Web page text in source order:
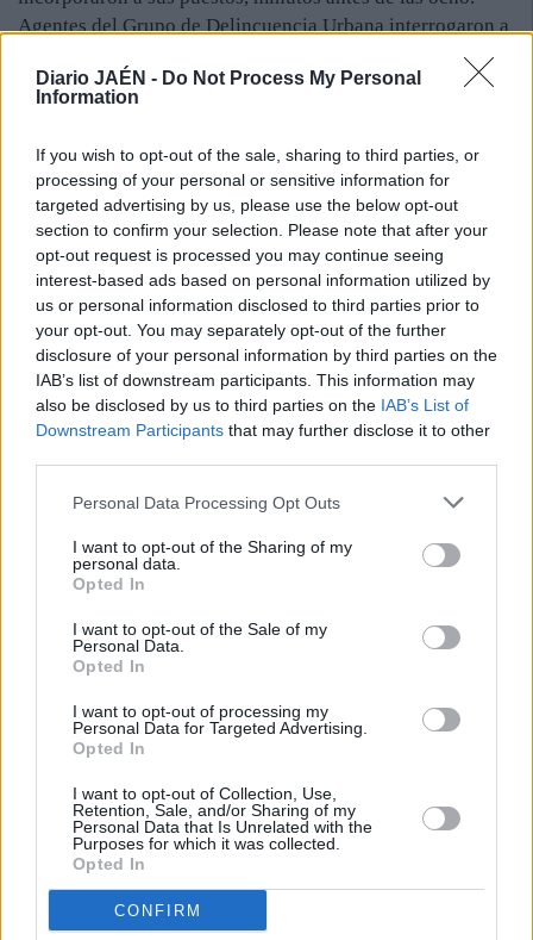
Diario JAÉN - Do Not Process My Personal
Information
If you wish to opt-out of the sale, sharing to third parties, or
processing of your personal or sensitive information for
targeted advertising by us, please use the below opt-out
section to confirm your selection. Please note that after your
opt-out request is processed you may continue seeing
interest-based ads based on personal information utilized by
us or personal information disclosed to third parties prior to
your opt-out. You may separately opt-out of the further
disclosure of your personal information by third parties on the
IAB’s list of downstream participants. This information may
also be disclosed by us to third parties on the IAB’s List of
Downstream Participants that may further disclose it to other
Personal Data Processing Opt Outs
I want to opt-out of the Sharing of my
personal data.
Opted In
I want to opt-out of the Sale of my
Personal Data.
Opted In
I want to opt-out of processing my
Personal Data for Targeted Advertising.
Opted In
I want to opt-out of Collection, Use,
Retention, Sale, and/or Sharing of my
Personal Data that Is Unrelated with the
Purposes for which it was collected.
Opted In
CONFIRM
Agentes del Grupo de Delincuencia Urbana interrogaron a
escuchado algún ruido durante la madrugada. Los
especialistas de la Policía Científica realizaron la
identificar a los autores del robo. La investigación
continúa abierta.
Los responsables de la Universidad Popular confían en
restablecer la actividad habitual del centro a lo largo del
día de hoy. Esperan que el robo no repercuta demasiado en
el desarrollo de las clases.